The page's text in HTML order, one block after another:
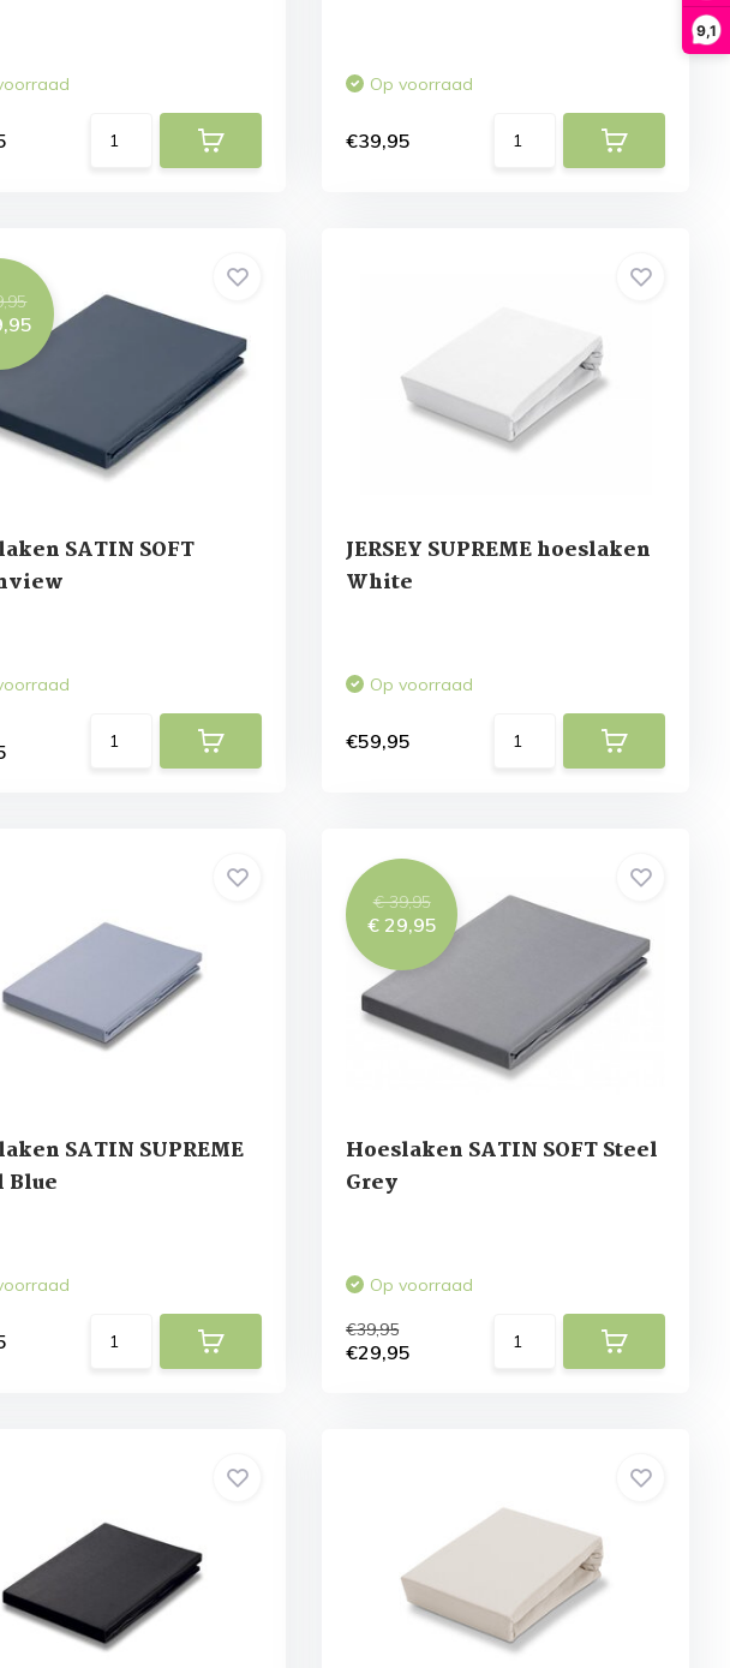
9,1
Op voorraad
€39,95
SATIN SOFT
JERSEY SUPREME hoeslaken
White
Op voorraad
€59,95
SATIN SUPREME
Blue
€ 39,95
€ 29,95
Hoeslaken SATIN SOFT Steel
Grey
Op voorraad
€39,95
€29,95